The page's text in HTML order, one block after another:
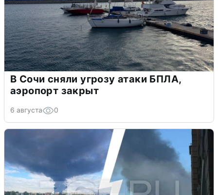
В Сочи сняли угрозу атаки БПЛА,
аэропорт закрыт
6 августа 0